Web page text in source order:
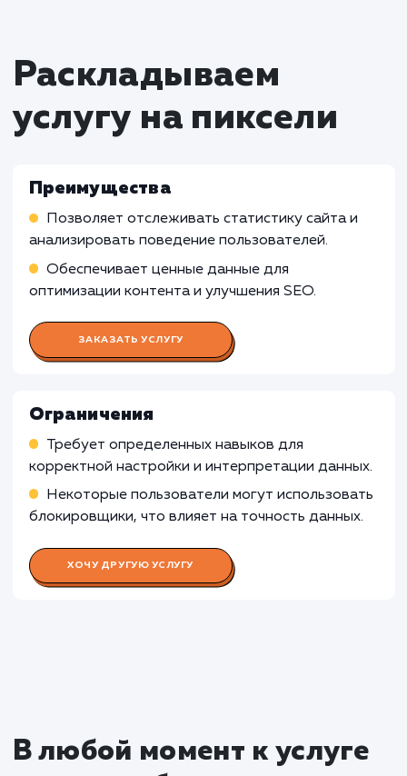
альтернативными решениями могут быть
использование инструментов для анализа
посещаемости оффлайн точек продаж или
счетчика Яндекс.Метрики может быть менее
посещаемостью, где статистические данные
могут быть ограниченными или
репрезентативными. В таких случаях,
рекомендуется использовать
аудитории.
Узнать почему
Раскладываем
Позволяет отслеживать статистику сайта и
анализировать поведение пользователей.